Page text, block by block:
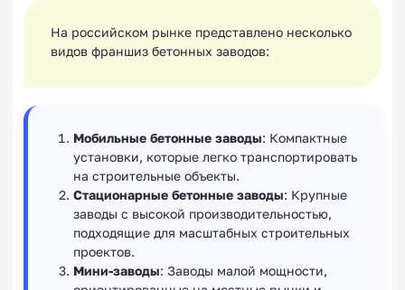
На российском рынке представлено несколько
видов франшиз бетонных заводов:
Мобильные бетонные заводы: Компактные
установки, которые легко транспортировать
на строительные объекты.
Стационарные бетонные заводы: Крупные
заводы с высокой производительностью,
подходящие для масштабных строительных
проектов.
Мини-заводы: Заводы малой мощности,